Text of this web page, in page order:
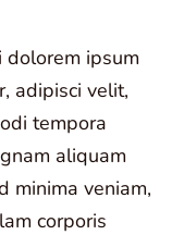
dolorem ipsum
adipisci velit,
tempora
aliquam
minima veniam,
corporis